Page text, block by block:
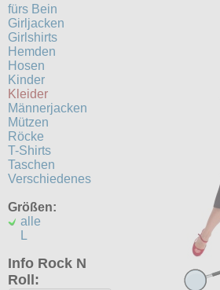
fürs Bein
Girljacken
Girlshirts
Hemden
Hosen
Kinder
Kleider
Männerjacken
Mützen
Röcke
T-Shirts
Taschen
Verschiedenes
Größen:
alle
L
Info Rock N
Roll: